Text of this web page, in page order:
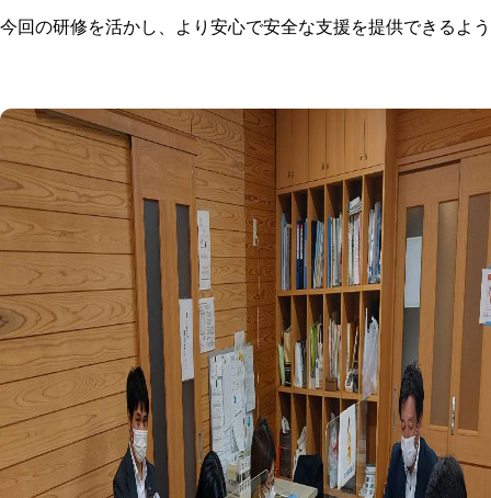
今回の研修を活かし、より安心で安全な支援を提供できるよ